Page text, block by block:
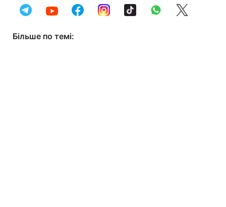
Більше по темі: